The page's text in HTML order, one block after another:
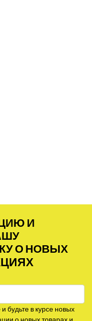
И
О НОВЫХ
будьте в курсе новых
о новых товарах и